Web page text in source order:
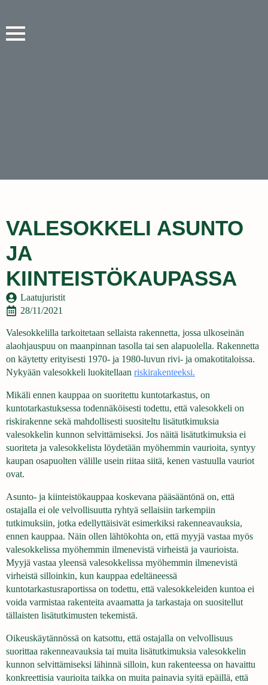
VALESOKKELI ASUNTO
JA
KIINTEISTÖKAUPASSA
Laatujuristit
28/11/2021
Valesokkelilla tarkoitetaan sellaista rakennetta, jossa ulkoseinän
alaohjauspuu on maanpinnan tasolla tai sen alapuolella. Rakennetta
on käytetty erityisesti 1970- ja 1980-luvun rivi- ja omakotitaloissa.
Nykyään valesokkeli luokitellaan riskirakenteeksi.
Mikäli ennen kauppaa on suoritettu kuntotarkastus, on
kuntotarkastuksessa todennäköisesti todettu, että valesokkeli on
riskirakenne sekä mahdollisesti suositeltu lisätutkimuksia
valesokkelin kunnon selvittämiseksi. Jos näitä lisätutkimuksia ei
suoriteta ja valesokkelista löydetään myöhemmin vaurioita, syntyy
kaupan osapuolten välille usein riitaa siitä, kenen vastuulla vauriot
ovat.
Asunto- ja kiinteistökauppaa koskevana pääsääntönä on, että
ostajalla ei ole velvollisuutta ryhtyä sellaisiin tarkempiin
tutkimuksiin, jotka edellyttäisivät esimerkiksi rakenneavauksia,
ennen kauppaa. Näin ollen lähtökohta on, että myyjä vastaa myös
valesokkelissa myöhemmin ilmenevistä virheistä ja vaurioista.
Myyjä vastaa yleensä valesokkelissa myöhemmin ilmenevistä
virheistä silloinkin, kun kauppaa edeltäneessä
kuntotarkastusraportissa on todettu, että valesokkeleiden kuntoa ei
voida varmistaa rakenteita avaamatta ja tarkastaja on suositellut
tällaisten lisätutkimusten tekemistä.
Oikeuskäytännössä on katsottu, että ostajalla on velvollisuus
suorittaa rakenneavauksia tai muita lisätutkimuksia valesokkelin
kunnon selvittämiseksi lähinnä silloin, kun rakenteessa on havaittu
konkreettisia vaurioita taikka on muita painavia syitä epäillä, että